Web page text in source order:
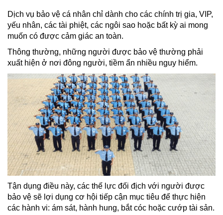
Dịch vụ bảo vệ cá nhân chỉ dành cho các chính trị gia, VIP,
yếu nhân, các tài phiệt, các ngôi sao hoặc bất kỳ ai mong
muốn có được cảm giác an toàn.
Thông thường, những người được bảo vệ thường phải
xuất hiện ở nơi đông người, tiềm ẩn nhiều nguy hiểm.
Tận dụng điều này, các thế lực đối địch với người được
bảo vệ sẽ lợi dụng cơ hội tiếp cận mục tiêu để thực hiện
các hành vi: ám sát, hành hung, bắt cóc hoặc cướp tài sản.